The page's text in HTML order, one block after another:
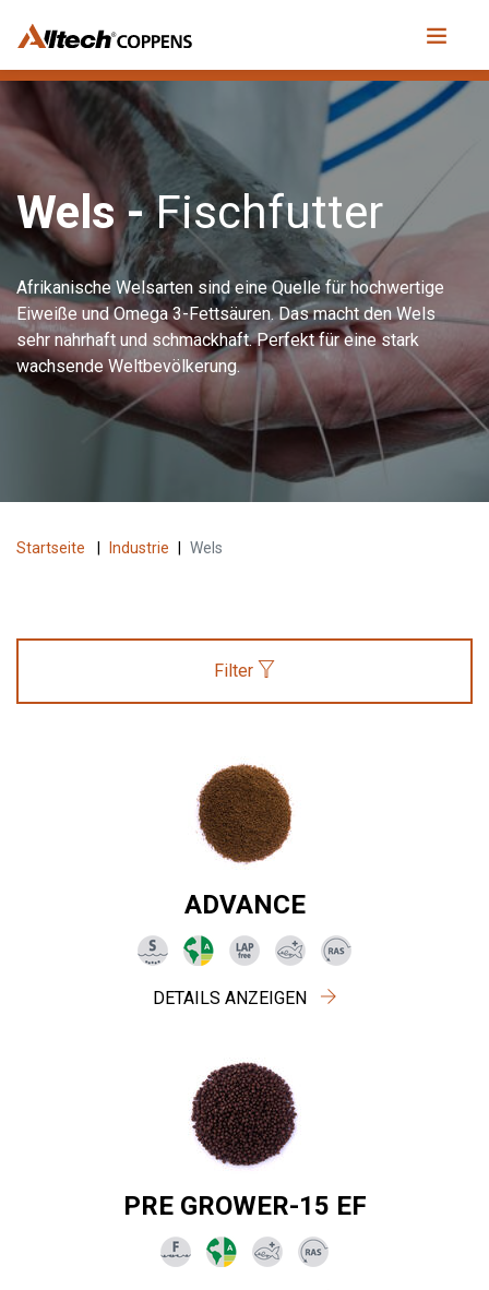
Wels -Fischfutter
Afrikanische Welsarten sind eine Quelle für hochwertige
Eiweiße und Omega 3-Fettsäuren. Das macht den Wels
sehr nahrhaft und schmackhaft. Perfekt für eine stark
wachsende Weltbevölkerung.
Startseite Industrie Wels
Filter
ADVANCE
DETAILS ANZEIGEN
PRE GROWER-15 EF